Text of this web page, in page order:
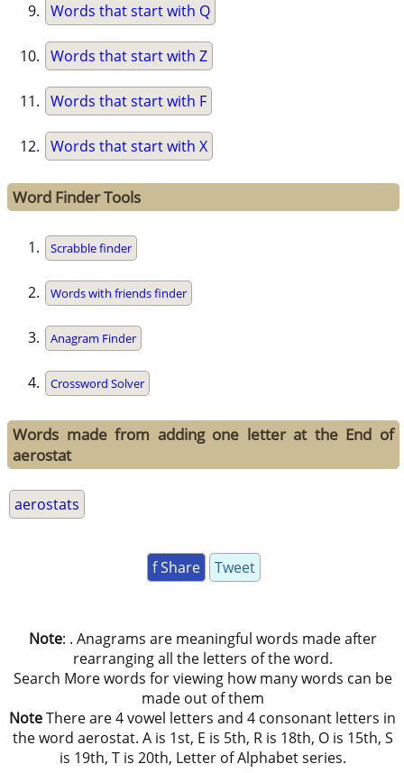
Words that start with Q
Words that start with Z
Words that start with F
Words that start with X
Word Finder Tools
Scrabble finder
Words with friends finder
Anagram Finder
Crossword Solver
Words made from adding one letter at the End of
aerostat
aerostats
f Share Tweet
Note: . Anagrams are meaningful words made after
rearranging all the letters of the word.
Search More words for viewing how many words can be
made out of them
NoteThere are 4 vowel letters and 4 consonant letters in
the word aerostat. A is 1st, E is 5th, R is 18th, O is 15th, S
is 19th, T is 20th, Letter of Alphabet series.